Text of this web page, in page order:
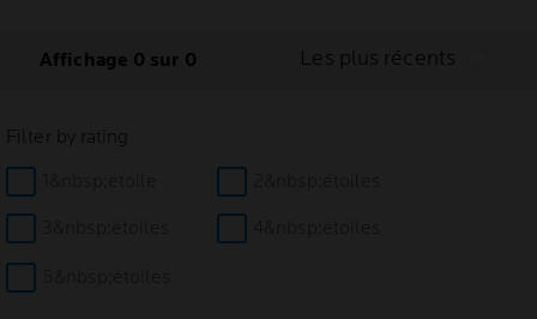
Affichage 0 sur 0 Les plus récents
Filter by rating